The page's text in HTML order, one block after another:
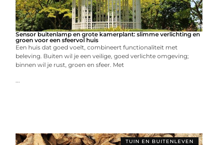
Sensor buitenlamp en grote kamerplant: slimme verlichting en
groen voor een sfeervol huis
Een huis dat goed voelt, combineert functionaliteit met
beleving. Buiten wil je een veilige, goed verlichte omgeving;
binnen wil je rust, groen en sfeer. Met
...
TUIN EN BUITENLEVEN